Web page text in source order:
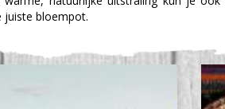
juiste bloempot.